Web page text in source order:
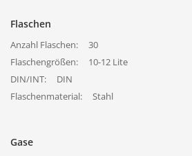
Flaschen
Anzahl Flaschen:
30
Flaschengrößen:
10-12 Lite
DIN/INT:
DIN
Flaschenmaterial:
Stahl
Gase